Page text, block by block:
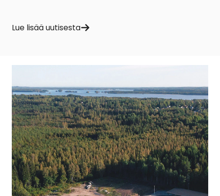
Lue lisää uutisesta